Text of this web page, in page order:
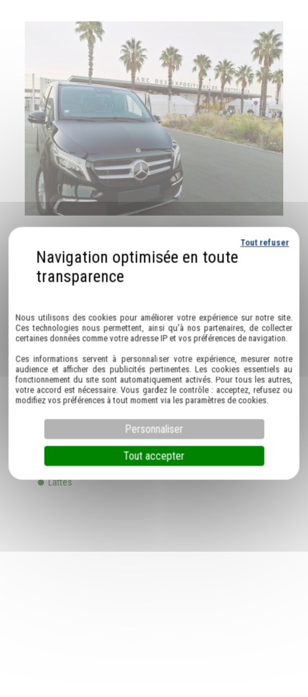
Nos autres prestations à Castelnau-le-Lez :
transfert gare Castelnau-le-Lez
chauffeur pour anniversaire Castelnau-le-Lez
chauffeur pour EVJF Castelnau-le-Lez
Nous proposons aussi chauffeur vtc pour
mise à disposition à :
Lattes
Nous utilisons des cookies pour améliorer votre expérience sur notre site.
Ces technologies nous permettent, ainsi qu'à nos partenaires, de collecter
certaines données comme votre adresse IP et vos préférences de navigation.
Ces informations servent à personnaliser votre expérience, mesurer notre
audience et afficher des publicités pertinentes. Les cookies essentiels au
fonctionnement du site sont automatiquement activés. Pour tous les autres,
votre accord est nécessaire. Vous gardez le contrôle : acceptez, refusez ou
modifiez vos préférences à tout moment via les paramètres de cookies.
Tout accepter
Tout refuser
Personnaliser